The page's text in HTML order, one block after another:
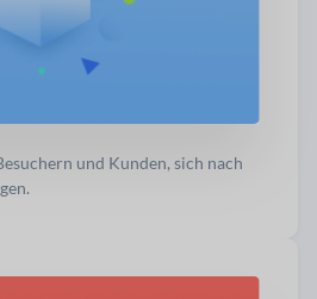
und Kunden, sich nach